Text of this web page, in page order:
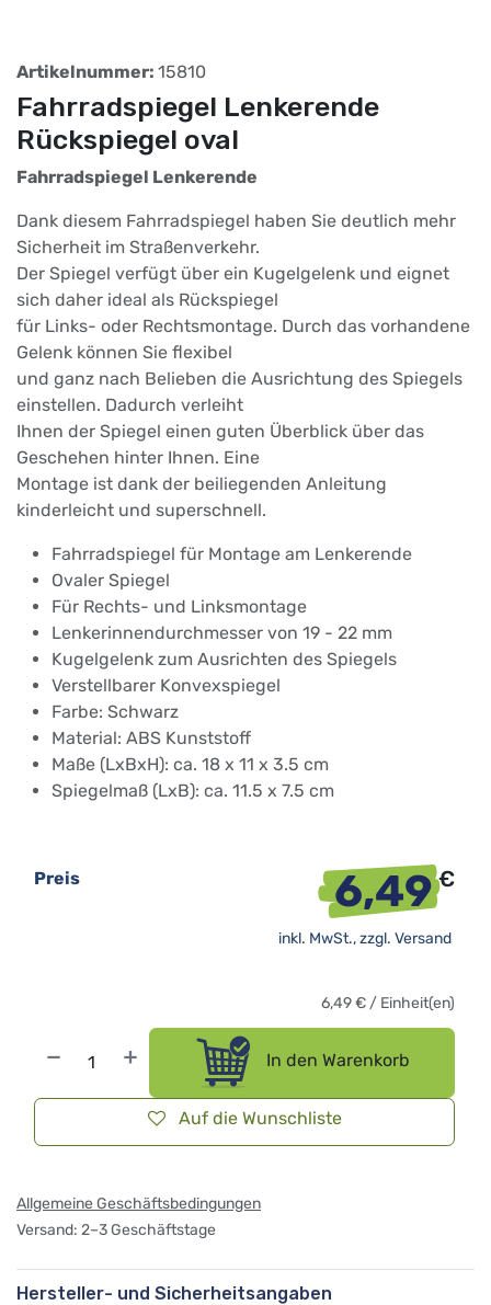
Artikelnummer: 15810
Fahrradspiegel Lenkerende
Rückspiegel oval
Fahrradspiegel Lenkerende
Dank diesem Fahrradspiegel haben Sie deutlich mehr
Sicherheit im Straßenverkehr.
Der Spiegel verfügt über ein Kugelgelenk und eignet
sich daher ideal als Rückspiegel
für Links- oder Rechtsmontage. Durch das vorhandene
Gelenk können Sie flexibel
und ganz nach Belieben die Ausrichtung des Spiegels
einstellen. Dadurch verleiht
Ihnen der Spiegel einen guten Überblick über das
Geschehen hinter Ihnen. Eine
Montage ist dank der beiliegenden Anleitung
kinderleicht und superschnell.
Fahrradspiegel für Montage am Lenkerende
Ovaler Spiegel
Für Rechts- und Linksmontage
Lenkerinnendurchmesser von 19 - 22 mm
Kugelgelenk zum Ausrichten des Spiegels
Verstellbarer Konvexspiegel
Farbe: Schwarz
Material: ABS Kunststoff
Maße (LxBxH): ca. 18 x 11 x 3.5 cm
Spiegelmaß (LxB): ca. 11.5 x 7.5 cm
In den Warenkorb
Auf die Wunschliste
Preis 6,49€
inkl. MwSt., zzgl. Versand
6,49€ / Einheit(en)
Allgemeine Geschäftsbedingungen
Versand: 2–3 Geschäftstage
Hersteller- und Sicherheitsangaben